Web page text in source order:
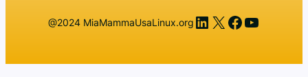
@2024 MiaMammaUsaLinux.org LinkedIn
X Facebook